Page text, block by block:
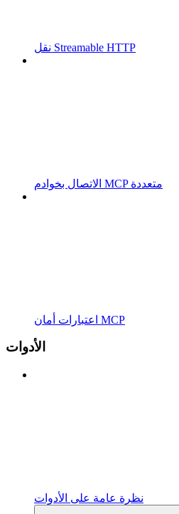
نقل Streamable HTTP
الاتصال بخوادم MCP متعددة
اعتبارات أمان MCP
الأدوات
نظرة عامة على الأدوات